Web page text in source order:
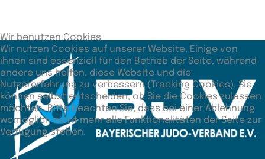
Wir benutzen Cookies
Wir nutzen Cookies auf unserer Website. Einige von
ihnen sind essenziell für den Betrieb der Seite, während
andere uns helfen, diese Website und die
Nutzererfahrung zu verbessern (Tracking Cookies). Sie
können selbst entscheiden, ob Sie die Cookies zulassen
möchten. Bitte beachten Sie, dass bei einer Ablehnung
womöglich nicht mehr alle Funktionalitäten der Seite zur
Verfügung stehen.